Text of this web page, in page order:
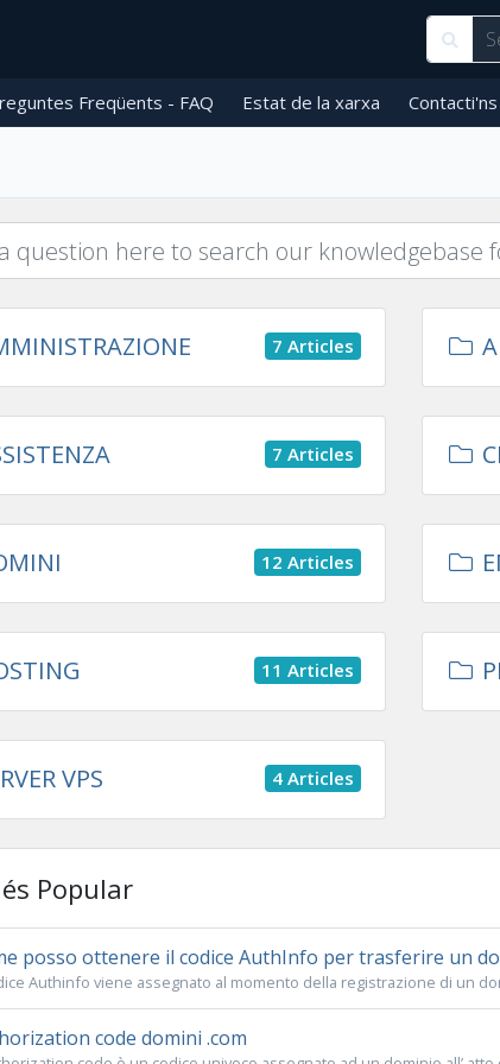
Freqüents - FAQ Estat de la xarxa Contacti'ns
7 Articles
7 Articles
12 Articles
11 Articles
4 Articles
VPS
Popular
posso ottenere il codice AuthInfo per trasferire un
Authinfo viene assegnato al momento della registrazione di un
code domini .com